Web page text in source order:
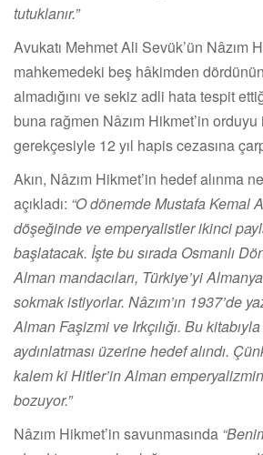
tutuklanır.”
Avukatı Mehmet Ali Sevük’ün Nâzım
mahkemedeki beş hâkimden
almadığını ve sekiz adli hata tespit
buna rağmen Nâzım Hikmet’in
gerekçesiyle 12 yıl hapis cezasına
Akın, Nâzım Hikmet’in hedef alınma
açıkladı: “O dönemde Mustafa Kemal
döşeğinde ve emperyalistler ikinci
başlatacak. İşte bu sırada Osmanlı
Alman mandacıları, Türkiye’yi
sokmak istiyorlar. Nâzım’ın 1937’de
Alman Faşizmi ve Irkçılığı. Bu
aydınlatması üzerine hedef alındı.
kalem ki Hitler’in Alman
bozuyor.”
Nâzım Hikmet’in savunmasında